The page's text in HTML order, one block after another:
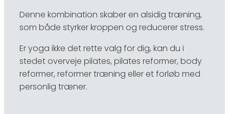
Denne kombination skaber en alsidig træning,
som både styrker kroppen og reducerer stress.
Er yoga ikke det rette valg for dig, kan du i
stedet overveje pilates, pilates reformer, body
reformer, reformer træning eller et forløb med
personlig træner.